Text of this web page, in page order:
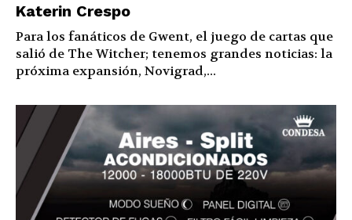
Katerin Crespo
Para los fanáticos de Gwent, el juego de cartas que
salió de The Witcher; tenemos grandes noticias: la
próxima expansión, Novigrad,...